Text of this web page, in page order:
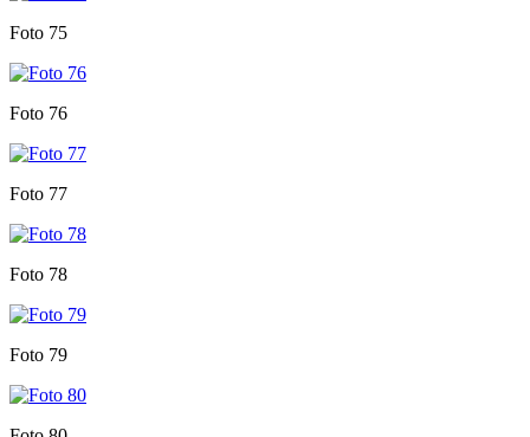
Foto 75
Foto 76
Foto 77
Foto 78
Foto 79